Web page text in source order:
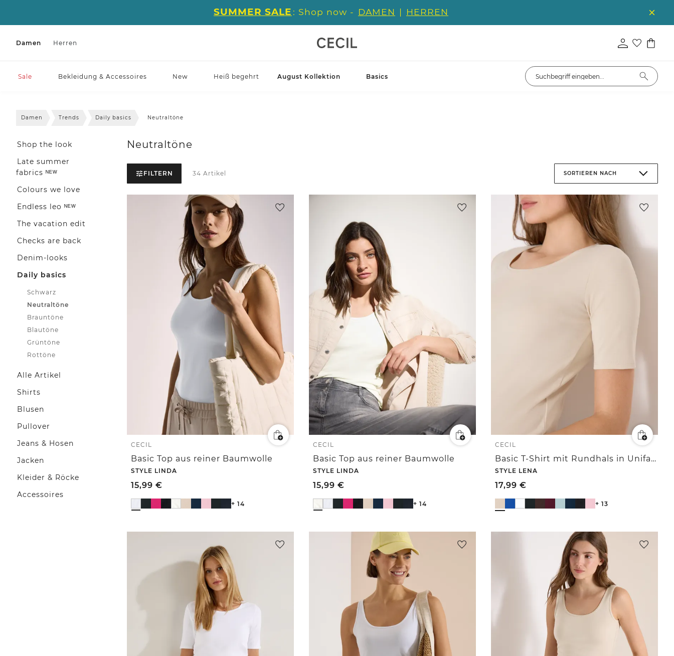
SUMMER SALE : Shop now - DAMEN | HERREN
Damen Herren
Sale Bekleidung & Accessoires New Heiß begehrt August Kollektion Basics
Damen Trends Daily basics Neutraltöne
Shop the look
Late summer
fabrics ᴺᴱᵂ
Colours we love
Endless leo ᴺᴱᵂ
The vacation edit
Checks are back
Denim-looks
Daily basics
Schwarz
Neutraltöne
Brauntöne
Blautöne
Grüntöne
Rottöne
Alle Artikel
Shirts
Blusen
Pullover
Jeans & Hosen
Jacken
Kleider & Röcke
Accessoires
Neutraltöne
FILTERN 34 Artikel SORTIEREN NACH
CECIL
Basic Top aus reiner Baumwolle
STYLE LINDA
15,99€
+ 14
CECIL
Basic Top aus reiner Baumwolle
STYLE LINDA
15,99€
+ 14
CECIL
Basic T-Shirt mit Rundhals in Unifarbe
STYLE LENA
17,99€
+ 13